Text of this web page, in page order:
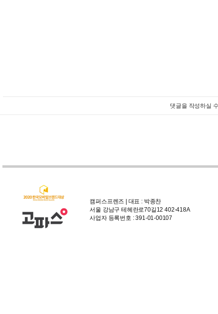
댓글을 작성하실
캠퍼스프렌즈 | 대표 : 박종찬
서울 강남구 테헤란로70길12 402-418A
사업자 등록번호 : 391-01-00107